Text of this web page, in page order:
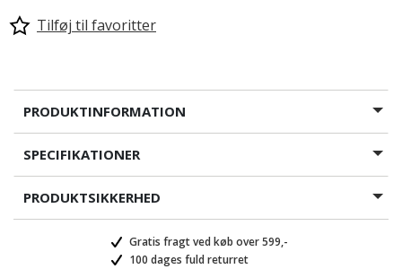
Tilføj til favoritter
PRODUKTINFORMATION
SPECIFIKATIONER
PRODUKTSIKKERHED
Gratis fragt ved køb over 599,-
100 dages fuld returret